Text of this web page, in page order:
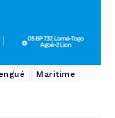
Maritime